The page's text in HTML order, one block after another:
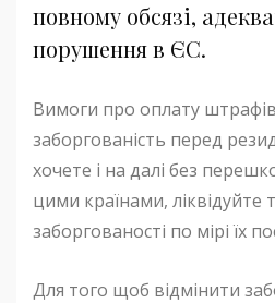
повному обсязі,
порушення в ЄС.
Вимоги про оплату
заборгованість перед
хочете і на далі без
цими країнами, ліквідуйте
заборгованості по мірі їх
Для того щоб відмінити